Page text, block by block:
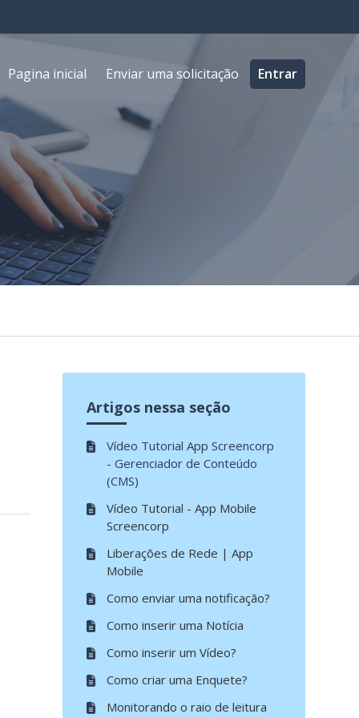
Pagina inicial Enviar uma solicitação Entrar
Artigos nessa seção
Vídeo Tutorial App Screencorp
- Gerenciador de Conteúdo
(CMS)
Vídeo Tutorial - App Mobile
Screencorp
Liberações de Rede | App
Mobile
Como enviar uma notificação?
Como inserir uma Notícia
Como inserir um Vídeo?
Como criar uma Enquete?
Monitorando o raio de leitura